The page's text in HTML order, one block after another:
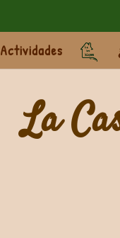
Actividades
La